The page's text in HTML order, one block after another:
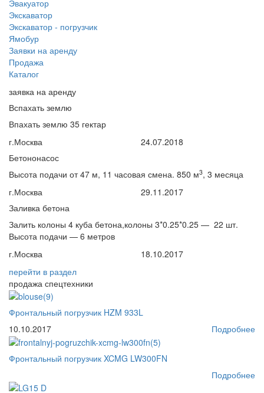
Эвакуатор
Экскаватор
Экскаватор - погрузчик
Ямобур
Заявки на аренду
Продажа
Каталог
заявка на аренду
Вспахать землю
Впахать землю 35 гектар
г.Москва
24.07.2018
Бетононасос
Высота подачи от 47 м, 11 часовая смена. 850 м3, 3 месяца
г.Москва
29.11.2017
Заливка бетона
Залить колоны 4 куба бетона,колоны 3*0.25*0.25 — 22 шт.
Высота подачи — 6 метров
г.Москва
18.10.2017
перейти в раздел
продажа спецтехники
Фронтальный погрузчик HZM 933L
10.10.2017
Подробнее
Фронтальный погрузчик XCMG LW300FN
Подробнее